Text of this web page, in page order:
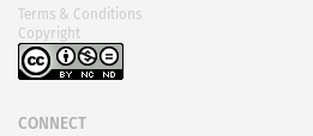
Terms & Conditions
Copyright
CONNECT